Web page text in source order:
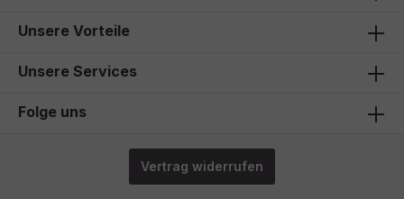
Unsere Vorteile
Unsere Services
Folge uns
Vertrag widerrufen